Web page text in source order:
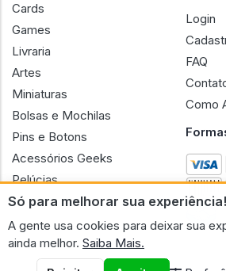
Só para melhorar sua experiência!
A gente usa cookies para deixar sua
ainda melhor. Saiba Mais.
Cards
Games
Livraria
Artes
Miniaturas
Bolsas e Mochilas
Pins e Botons
Acessórios Geeks
Pelúcias
Bonecas
Login
FAQ
Como